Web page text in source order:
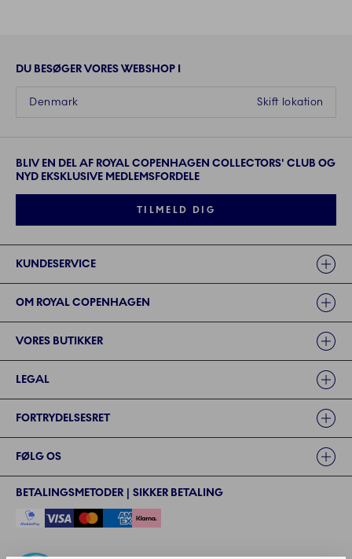
DU BESØGER VORES WEBSHOP I
Skift lokation
Denmark
BLIV EN DEL AF ROYAL COPENHAGEN COLLECTORS' CLUB OG
NYD EKSKLUSIVE MEDLEMSFORDELE
TILMELD DIG
KUNDESERVICE
OM ROYAL COPENHAGEN
VORES BUTIKKER
LEGAL
FORTRYDELSESRET
FØLG OS
BETALINGSMETODER | SIKKER BETALING